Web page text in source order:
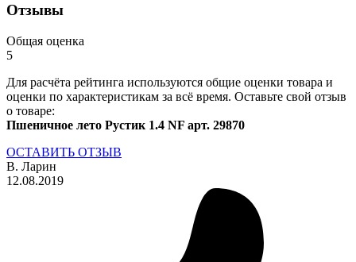
Отзывы
Общая оценка
5
Для расчёта рейтинга используются общие оценки товара и
оценки по характеристикам за всё время. Оставьте свой отзыв
о товаре:
Пшеничное лето Рустик 1.4 NF арт. 29870
ОСТАВИТЬ ОТЗЫВ
В. Ларин
12.08.2019